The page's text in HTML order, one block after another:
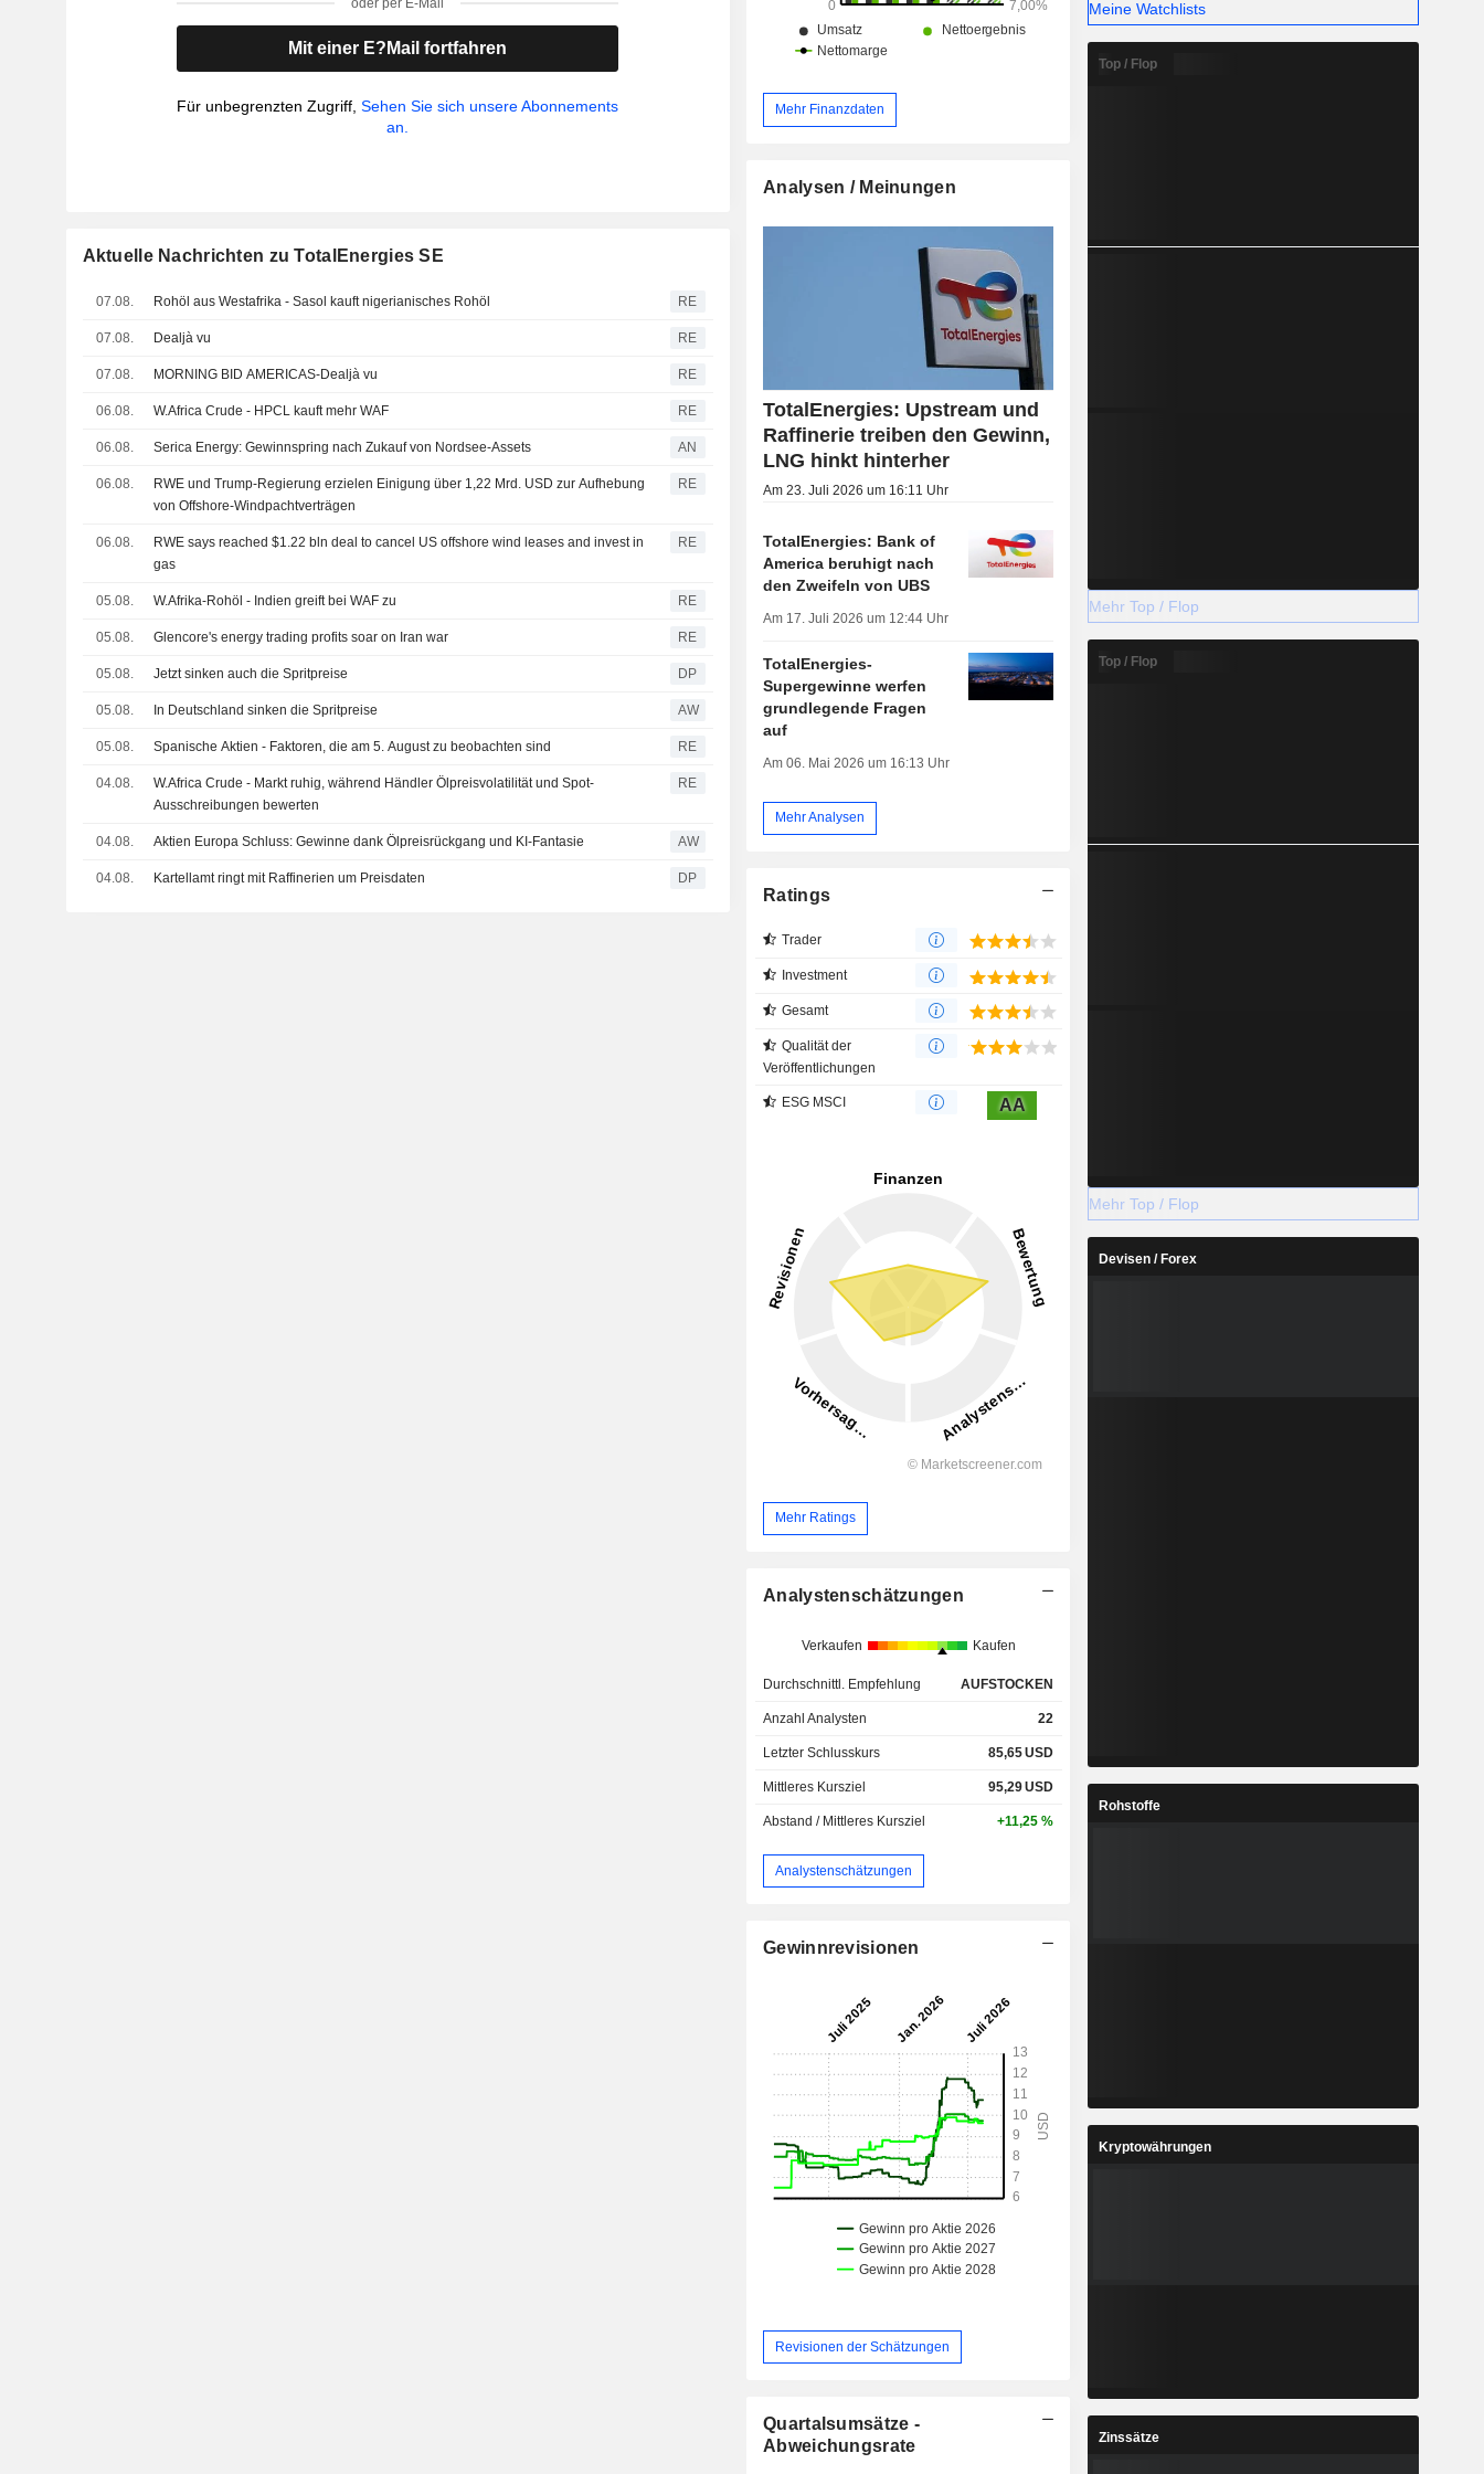
oder per E-Mail
Mit einer E?Mail fortfahren
Für unbegrenzten Zugriff,Sehen Sie sich unsere Abonnements
an.
Aktuelle Nachrichten zu TotalEnergies SE
07.08. Rohöl aus Westafrika - Sasol kauft nigerianisches Rohöl RE
07.08. Dealjà vu RE
07.08. MORNING BID AMERICAS-Dealjà vu RE
06.08. W.Africa Crude - HPCL kauft mehr WAF RE
06.08. Serica Energy: Gewinnspring nach Zukauf von Nordsee-Assets AN
06.08.
RWE und Trump-Regierung erzielen Einigung über 1,22 Mrd. USD zur Aufhebung
von Offshore-Windpachtverträgen
RE
06.08.
RWE says reached $1.22 bln deal to cancel US offshore wind leases and invest in
gas
RE
05.08. W.Afrika-Rohöl - Indien greift bei WAF zu RE
05.08. Glencore's energy trading profits soar on Iran war RE
05.08. Jetzt sinken auch die Spritpreise DP
05.08. In Deutschland sinken die Spritpreise AW
05.08. Spanische Aktien - Faktoren, die am 5. August zu beobachten sind RE
04.08.
W.Africa Crude - Markt ruhig, während Händler Ölpreisvolatilität und Spot-
Ausschreibungen bewerten
RE
04.08. Aktien Europa Schluss: Gewinne dank Ölpreisrückgang und KI-Fantasie AW
04.08. Kartellamt ringt mit Raffinerien um Preisdaten DP
Mehr Finanzdaten
Analysen / Meinungen
TotalEnergies: Upstream und
Raffinerie treiben den Gewinn,
LNG hinkt hinterher
Am 23. Juli 2026 um 16:11 Uhr
TotalEnergies: Bank of
America beruhigt nach
den Zweifeln von UBS
Am 17. Juli 2026 um 12:44 Uhr
TotalEnergies-
Supergewinne werfen
grundlegende Fragen
auf
Am 06. Mai 2026 um 16:13 Uhr
Mehr Analysen
Ratings
Trader
Investment
Gesamt
Qualität der
Veröffentlichungen
ESG MSCI AA
Mehr Ratings
Analystenschätzungen
Verkaufen Kaufen
Durchschnittl. Empfehlung AUFSTOCKEN
Anzahl Analysten 22
Letzter Schlusskurs 85,65USD
Mittleres Kursziel 95,29USD
Abstand / Mittleres Kursziel +11,25 %
Analystenschätzungen
Gewinnrevisionen
Revisionen der Schätzungen
Quartalsumsätze -
Abweichungsrate
Meine Watchlists
Top / Flop
Mehr Top / Flop
Top / Flop
Mehr Top / Flop
Devisen / Forex
Rohstoffe
Kryptowährungen
Zinssätze